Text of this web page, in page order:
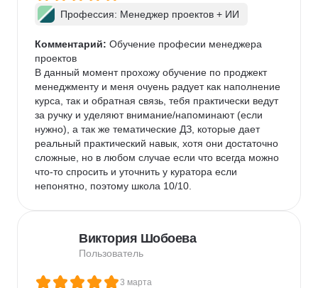
все мои обращения мне давалась оперативная
квалифицированная консультация. По домашним
Изначально пришла в ProductStar с целью сменить
сферу деятельности и повысить доход. Уверена,
что с таким уровнем обучения я обязательно
достигну поставленной цели. Большое им спасибо!
Профессия: Менеджер проектов + ИИ
Комментарий: Обучение професии менеджера
проектов
В данный момент прохожу обучение по проджект
менеджменту и меня очуень радует как наполнение
курса, так и обратная связь, тебя практически ведут
за ручку и уделяют внимание/напоминают (если
нужно), а так же тематические ДЗ, которые дает
реальный практический навык, хотя они достаточно
сложные, но в любом случае если что всегда можно
что-то спросить и уточнить у куратора если
непонятно, поэтому школа 10/10.
Виктория Шобоева
Пользователь
3 марта